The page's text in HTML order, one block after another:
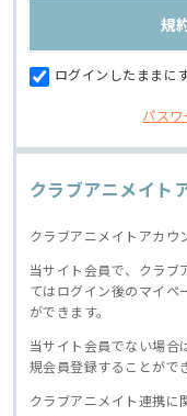
ログインしたままに
パス
クラブアニメイト
クラブアニメイトアカウ
当サイト会員で、クラブ
てはログイン後のマイペ
ができます。
当サイト会員でない場合
規会員登録することがで
クラブアニメイト連携に